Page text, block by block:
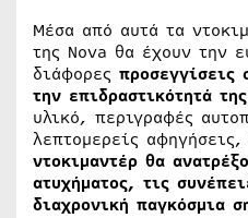
Μέσα από αυτά τα
της Nova θα έχουν την
διάφορες προσεγγίσεις
την επιδραστικότητά
υλικό, περιγραφές
λεπτομερείς αφηγήσεις,
ντοκιμαντέρ θα
ατυχήματος, τις
διαχρονική παγκόσμια